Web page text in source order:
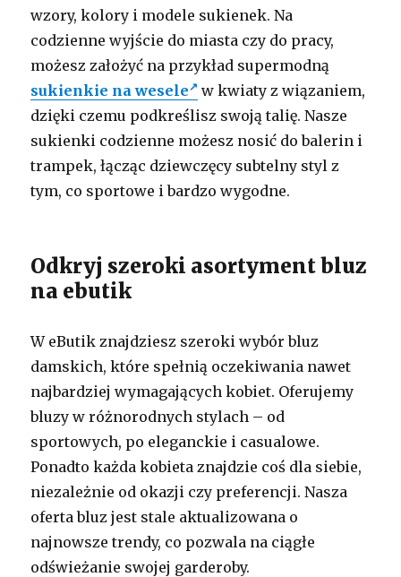
wzory, kolory i modele sukienek. Na
codzienne wyjście do miasta czy do pracy,
możesz założyć na przykład supermodną
sukienkie na wesele
w kwiaty z wiązaniem,
dzięki czemu podkreślisz swoją talię. Nasze
sukienki codzienne możesz nosić do balerin i
trampek, łącząc dziewczęcy subtelny styl z
tym, co sportowe i bardzo wygodne.
Odkryj szeroki asortyment bluz
na ebutik
W eButik znajdziesz szeroki wybór bluz
damskich, które spełnią oczekiwania nawet
najbardziej wymagających kobiet. Oferujemy
bluzy w różnorodnych stylach – od
sportowych, po eleganckie i casualowe.
Ponadto każda kobieta znajdzie coś dla siebie,
niezależnie od okazji czy preferencji. Nasza
oferta bluz jest stale aktualizowana o
najnowsze trendy, co pozwala na ciągłe
odświeżanie swojej garderoby.